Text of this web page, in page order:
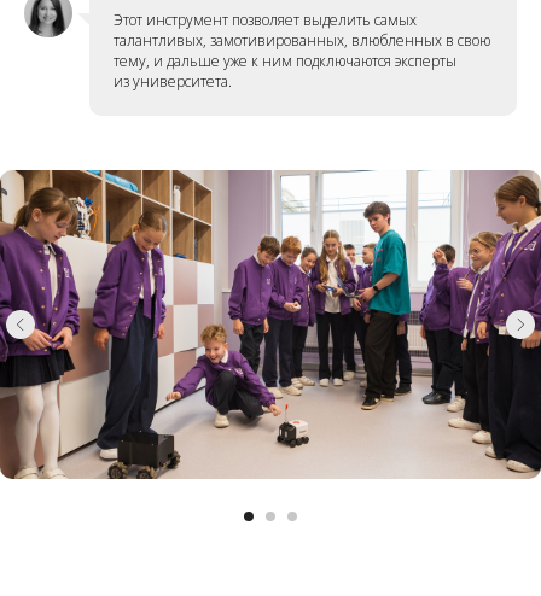
Этот инструмент позволяет выделить самых
талантливых, замотивированных, влюбленных в свою
тему, и дальше уже к ним подключаются эксперты
из университета.